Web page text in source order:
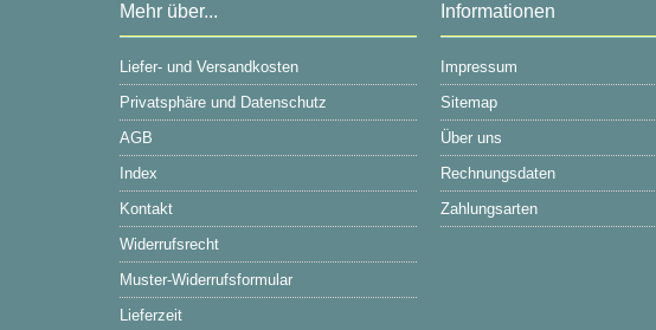
Mehr über...
Liefer- und Versandkosten
Privatsphäre und Datenschutz
AGB
Index
Kontakt
Widerrufsrecht
Muster-Widerrufsformular
Lieferzeit
Informationen
Impressum
Sitemap
Über uns
Rechnungsdaten
Zahlungsarten